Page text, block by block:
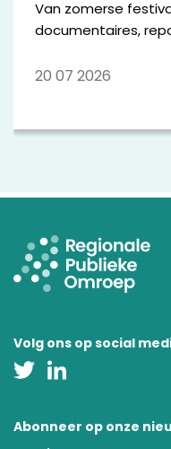
Van zomerse
documentaires,
zetten een aantal
20 07 2026
Volg ons op social
Abonneer op onze